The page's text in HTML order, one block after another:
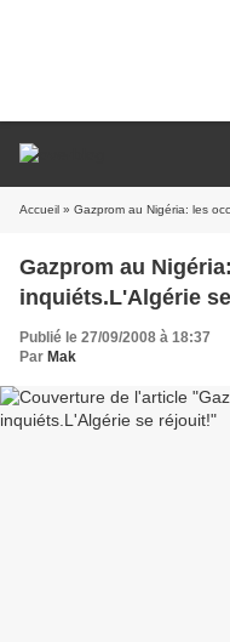
Accueil » Gazprom au Nigéria: les
Gazprom au
inquiéts.L'Algérie
Publié le 27/09/2008 à 18:37
Par Mak